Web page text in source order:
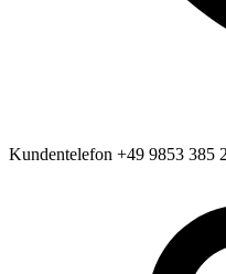
Kundentelefon +49 9853 385